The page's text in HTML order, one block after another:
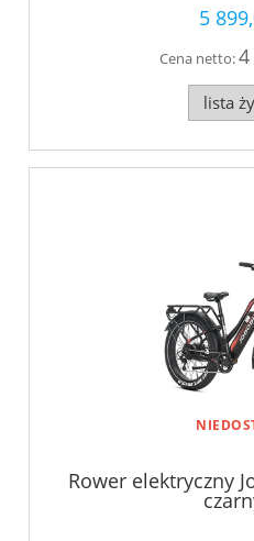
5
Cena netto:4
lista
Rower elektryczny